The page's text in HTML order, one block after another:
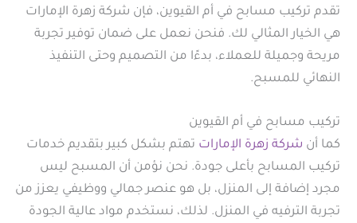
تقدم تركيب مسابح في أم القيوين، فإن شركة زهرة الإمارات
هي الخيار المثالي لك. فنحن نعمل على ضمان توفير تجربة
مريحة وجميلة للعملاء، بدءًا من التصميم وحتى التنفيذ
النهائي للمسبح.
تركيب مسابح في أم القيوين
كما أن شركة زهرة الإمارات تهتم بشكل كبير بتقديم خدمات
تركيب المسابح بأعلى جودة. نحن نؤمن أن المسبح ليس
مجرد إضافة إلى المنزل، بل هو عنصر جمالي ووظيفي يعزز من
تجربة الترفيه في المنزل. لذلك، نستخدم مواد عالية الجودة